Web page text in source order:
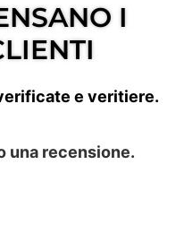
I
e veritiere.
una recensione.